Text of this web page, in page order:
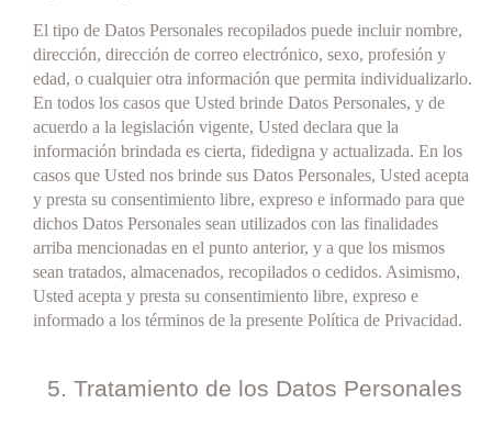
El tipo de Datos Personales recopilados puede incluir nombre,
dirección, dirección de correo electrónico, sexo, profesión y
edad, o cualquier otra información que permita individualizarlo.
En todos los casos que Usted brinde Datos Personales, y de
acuerdo a la legislación vigente, Usted declara que la
información brindada es cierta, fidedigna y actualizada. En los
casos que Usted nos brinde sus Datos Personales, Usted acepta
y presta su consentimiento libre, expreso e informado para que
dichos Datos Personales sean utilizados con las finalidades
arriba mencionadas en el punto anterior, y a que los mismos
sean tratados, almacenados, recopilados o cedidos. Asimismo,
Usted acepta y presta su consentimiento libre, expreso e
informado a los términos de la presente Política de Privacidad.
5. Tratamiento de los Datos Personales